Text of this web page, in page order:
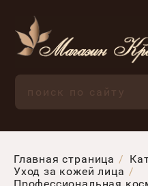
Главная страница
Уход за кожей лица
Профессиональная